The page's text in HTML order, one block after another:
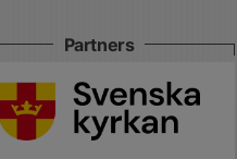
Partners